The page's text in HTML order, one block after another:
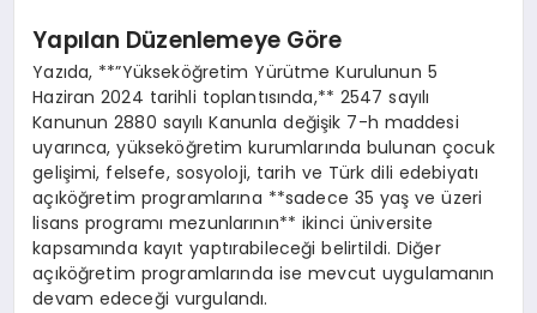
Yapılan Düzenlemeye Göre
Yazıda, **”Yükseköğretim Yürütme Kurulunun 5
Haziran 2024 tarihli toplantısında,** 2547 sayılı
Kanunun 2880 sayılı Kanunla değişik 7-h maddesi
uyarınca, yükseköğretim kurumlarında bulunan çocuk
gelişimi, felsefe, sosyoloji, tarih ve Türk dili edebiyatı
açıköğretim programlarına **sadece 35 yaş ve üzeri
lisans programı mezunlarının** ikinci üniversite
kapsamında kayıt yaptırabileceği belirtildi. Diğer
açıköğretim programlarında ise mevcut uygulamanın
devam edeceği vurgulandı.